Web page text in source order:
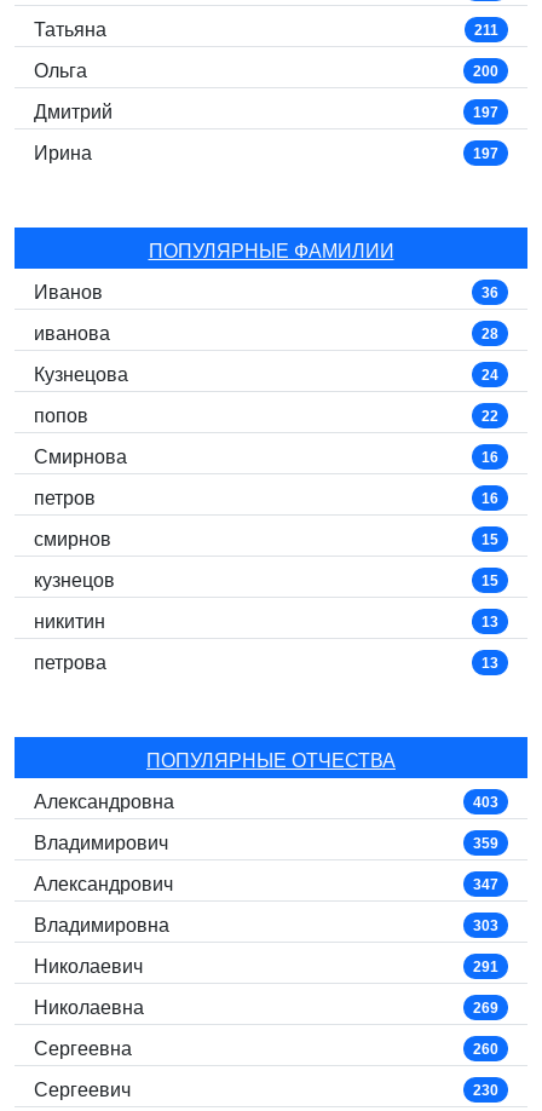
Татьяна 211
Ольга 200
Дмитрий 197
Ирина 197
ПОПУЛЯРНЫЕ ФАМИЛИИ
Иванов
36
иванова 28
Кузнецова 24
попов 22
Смирнова 16
петров 16
смирнов 15
кузнецов 15
никитин 13
петрова 13
ПОПУЛЯРНЫЕ ОТЧЕСТВА
Александровна
403
Владимирович 359
Александрович 347
Владимировна 303
Николаевич 291
Николаевна 269
Сергеевна 260
Сергеевич 230